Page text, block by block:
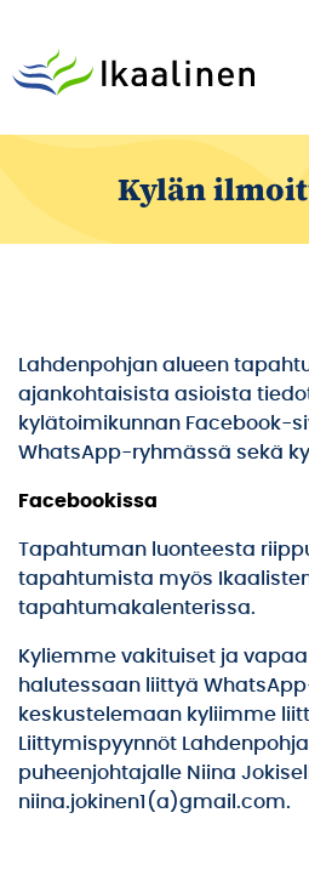
Kylän
Lahdenpohjan alueen
ajankohtaisista asioista
kylätoimikunnan Facebook-
WhatsApp-ryhmässä sekä
Facebookissa
Tapahtuman luonteesta
tapahtumista myös
tapahtumakalenterissa.
Kyliemme vakituiset ja
halutessaan liittyä
keskustelemaan kyliimme
Liittymispyynnöt
puheenjohtajalle Niina
niina.jokinen1(a)gmail.com.